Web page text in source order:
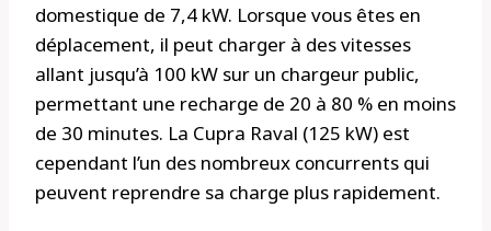
domestique de 7,4 kW. Lorsque vous êtes en
déplacement, il peut charger à des vitesses
allant jusqu’à 100 kW sur un chargeur public,
permettant une recharge de 20 à 80 % en moins
de 30 minutes. La Cupra Raval (125 kW) est
cependant l’un des nombreux concurrents qui
peuvent reprendre sa charge plus rapidement.